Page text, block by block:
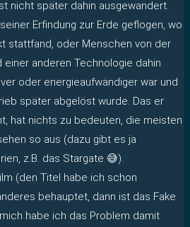
nicht später dahin ausgewandert.
Erfindung zur Erde geflogen, wo
stattfand, oder Menschen von der
einer anderen Technologie dahin
oder energieaufwändiger war und
später abgelöst wurde. Das er
hat nichts zu bedeuten, die meisten
so aus (dazu gibt es ja
z.B. das Stargate 😅).
(den Titel habe ich schon
behauptet, dann ist das Fake
habe ich das Problem damit